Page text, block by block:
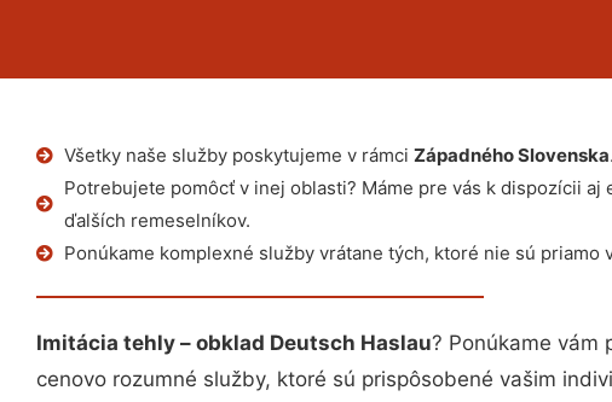
Všetky naše služby poskytujeme v rámci Západného Slovenska.
Potrebujete pomôcť v inej oblasti? Máme pre vás k dispozícii aj
ďalších remeselníkov.
Ponúkame komplexné služby vrátane tých, ktoré nie sú priamo
Imitácia tehly – obklad Deutsch Haslau? Ponúkame vám
cenovo rozumné služby, ktoré sú prispôsobené vašim